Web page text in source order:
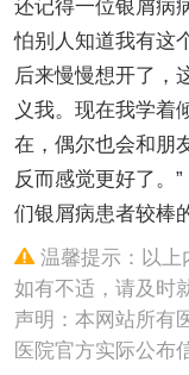
还记得一位银屑病
怕别人知道我有这
后来慢慢想开了，
义我。现在我学着
在，偶尔也会和朋
反而感觉更好了。
们银屑病患者较棒
温馨提示：以上
如有不适，请及时
声明：本网站所有
医院官方实际公布